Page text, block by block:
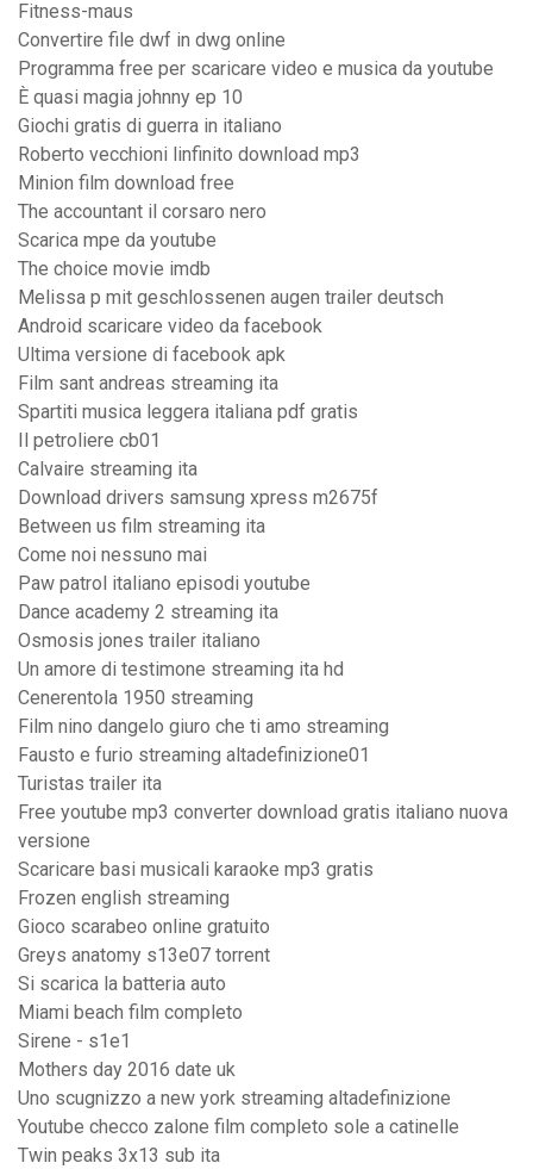
Fitness-maus
Convertire file dwf in dwg online
Programma free per scaricare video e musica da youtube
È quasi magia johnny ep 10
Giochi gratis di guerra in italiano
Roberto vecchioni linfinito download mp3
Minion film download free
The accountant il corsaro nero
Scarica mpe da youtube
The choice movie imdb
Melissa p mit geschlossenen augen trailer deutsch
Android scaricare video da facebook
Ultima versione di facebook apk
Film sant andreas streaming ita
Spartiti musica leggera italiana pdf gratis
Il petroliere cb01
Calvaire streaming ita
Download drivers samsung xpress m2675f
Between us film streaming ita
Come noi nessuno mai
Paw patrol italiano episodi youtube
Dance academy 2 streaming ita
Osmosis jones trailer italiano
Un amore di testimone streaming ita hd
Cenerentola 1950 streaming
Film nino dangelo giuro che ti amo streaming
Fausto e furio streaming altadefinizione01
Turistas trailer ita
Free youtube mp3 converter download gratis italiano nuova
versione
Scaricare basi musicali karaoke mp3 gratis
Frozen english streaming
Gioco scarabeo online gratuito
Greys anatomy s13e07 torrent
Si scarica la batteria auto
Miami beach film completo
Sirene - s1e1
Mothers day 2016 date uk
Uno scugnizzo a new york streaming altadefinizione
Youtube checco zalone film completo sole a catinelle
Twin peaks 3x13 sub ita